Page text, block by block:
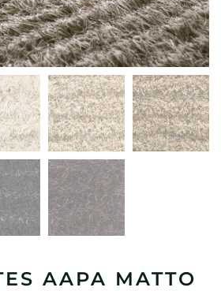
AAPA MATTO